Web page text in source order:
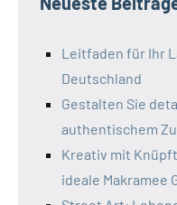
Leitfaden für Ihr
Deutschland
Gestalten Sie
authentischem
Kreativ mit
ideale Makramee